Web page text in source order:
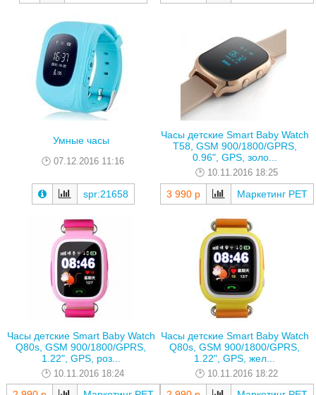
Умные часы
07.12.2016 11:16
spr:21658
Часы детские Smart Baby Watch
T58, GSM 900/1800/GPRS,
0.96", GPS, золо...
10.11.2016 18:25
3 990 р Маркетинг РЕТ
Часы детские Smart Baby Watch
Q80s, GSM 900/1800/GPRS,
1.22", GPS, роз...
10.11.2016 18:24
Часы детские Smart Baby Watch
Q80s, GSM 900/1800/GPRS,
1.22", GPS, жел...
10.11.2016 18:22